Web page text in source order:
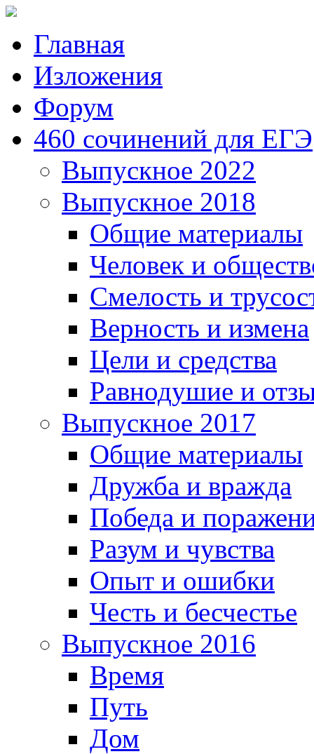
Главная
Изложения
Форум
460 сочинений для ЕГЭ
Выпускное 2022
Выпускное 2018
Общие материалы
Человек и
Смелость и
Верность и измена
Цели и средства
Равнодушие и
Выпускное 2017
Общие материалы
Дружба и вражда
Победа и
Разум и чувства
Опыт и ошибки
Честь и бесчестье
Выпускное 2016
Время
Путь
Дом